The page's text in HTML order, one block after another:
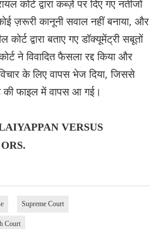
कोर्ट द्वारा कब्ज़े पर दिए गए नतीजों
ज़रूरी कानूनी सवाल नहीं बनाया, और
द्वारा बताए गए डॉक्यूमेंट्री सबूतों
ने विवादित फैसला रद्द किया और
के लिए वापस भेज दिया, जिससे
की फाइल में वापस आ गई।
VERSUS
Supreme Court
Court